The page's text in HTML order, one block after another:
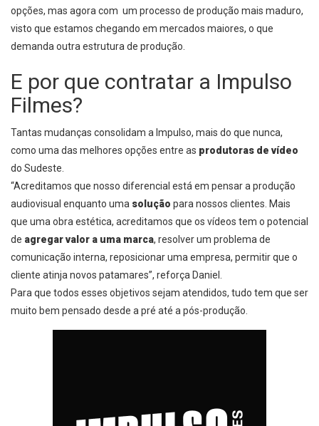
opções, mas agora com um processo de produção mais maduro,
visto que estamos chegando em mercados maiores, o que
demanda outra estrutura de produção.
E por que contratar a Impulso
Filmes?
Tantas mudanças consolidam a Impulso, mais do que nunca,
como uma das melhores opções entre as produtoras de vídeo
do Sudeste.
“Acreditamos que nosso diferencial está em pensar a produção
audiovisual enquanto uma solução para nossos clientes. Mais
que uma obra estética, acreditamos que os vídeos tem o potencial
de agregar valor a uma marca, resolver um problema de
comunicação interna, reposicionar uma empresa, permitir que o
cliente atinja novos patamares”, reforça Daniel.
Para que todos esses objetivos sejam atendidos, tudo tem que ser
muito bem pensado desde a pré até a pós-produção.